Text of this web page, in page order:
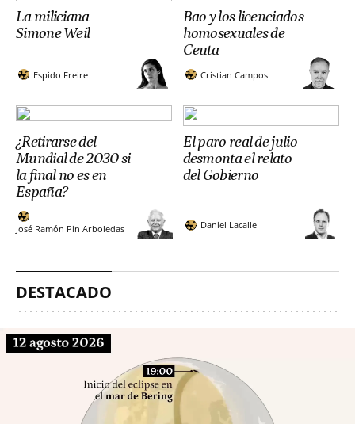
La miliciana
Simone Weil
Espido Freire
Bao y los licenciados
homosexuales de
Ceuta
Cristian Campos
¿Retirarse del
Mundial de 2030 si
la final no es en
España?
José Ramón Pin Arboledas
El paro real de julio
desmonta el relato
del Gobierno
Daniel Lacalle
DESTACADO